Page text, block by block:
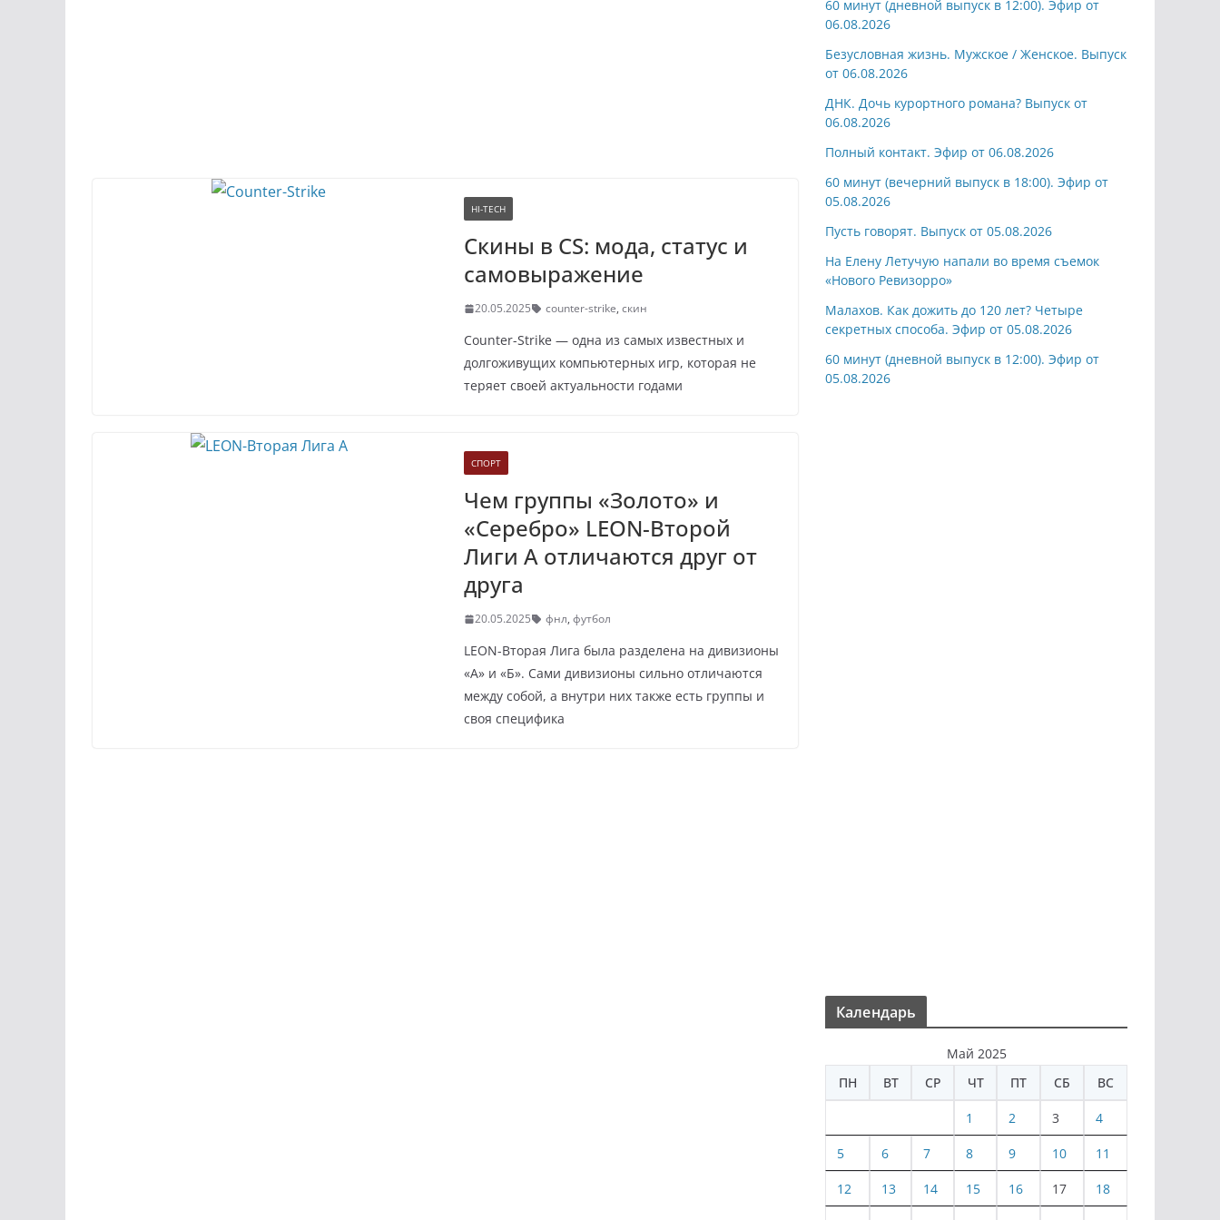
HI-TECH
Скины в CS: мода, статус и
самовыражение
20.05.2025 counter-strike, скин
Counter-Strike — одна из самых известных и
долгоживущих компьютерных игр, которая не
теряет своей актуальности годами
СПОРТ
Чем группы «Золото» и
«Серебро» LEON-Второй
Лиги А отличаются друг от
друга
20.05.2025 фнл, футбол
LEON-Вторая Лига была разделена на дивизионы
«А» и «Б». Сами дивизионы сильно отличаются
между собой, а внутри них также есть группы и
своя специфика
60 минут (дневной выпуск в 12:00). Эфир от
06.08.2026
Безусловная жизнь. Мужское / Женское. Выпуск
от 06.08.2026
ДНК. Дочь курортного романа? Выпуск от
06.08.2026
Полный контакт. Эфир от 06.08.2026
60 минут (вечерний выпуск в 18:00). Эфир от
05.08.2026
Пусть говорят. Выпуск от 05.08.2026
На Елену Летучую напали во время съемок
«Нового Ревизорро»
Малахов. Как дожить до 120 лет? Четыре
секретных способа. Эфир от 05.08.2026
60 минут (дневной выпуск в 12:00). Эфир от
05.08.2026
Календарь
Май 2025
ПН
ВТ СР ЧТ ПТ СБ ВС
1 2 3 4
5 6 7 8 9 10 11
12 13 14 15 16 17 18